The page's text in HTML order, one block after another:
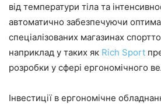
від температури тіла та
автоматично забезпечуючи
спеціалізованих магазинах
наприклад у таких як Rich Sport
розробки у сфері ергономічного
Інвестиції в ергономічне